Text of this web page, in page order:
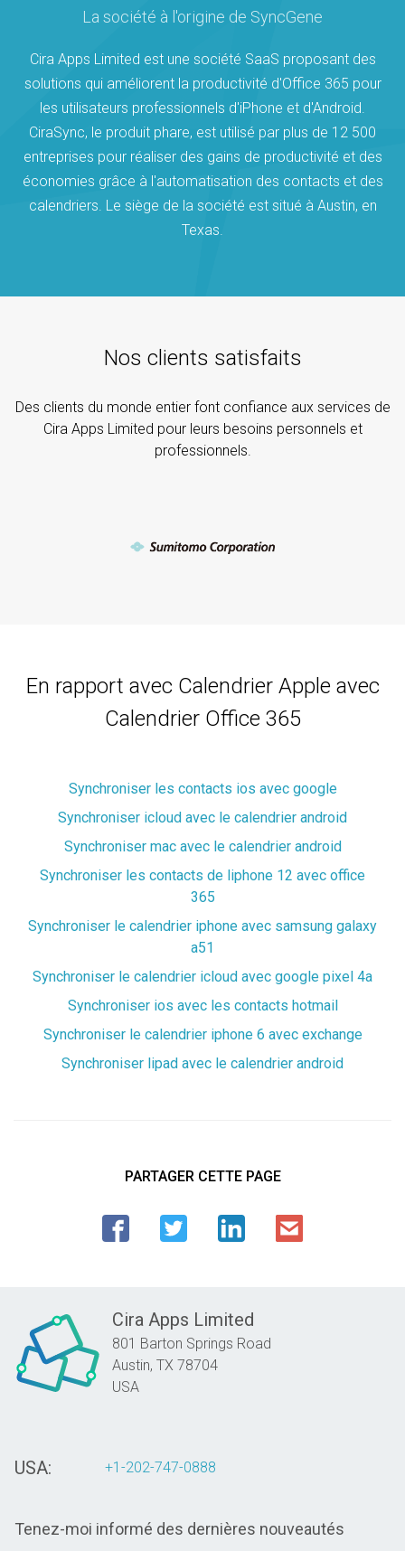
La société à l'origine de SyncGene
Cira Apps Limited est une société SaaS proposant des
solutions qui améliorent la productivité d'Office 365 pour
les utilisateurs professionnels d'iPhone et d'Android.
CiraSync, le produit phare, est utilisé par plus de 12 500
entreprises pour réaliser des gains de productivité et des
économies grâce à l'automatisation des contacts et des
calendriers. Le siège de la société est situé à Austin, en
Texas.
Nos clients satisfaits
Des clients du monde entier font confiance aux services de
Cira Apps Limited pour leurs besoins personnels et
professionnels.
En rapport avec Calendrier Apple avec
Calendrier Office 365
Synchroniser les contacts ios avec google
Synchroniser icloud avec le calendrier android
Synchroniser mac avec le calendrier android
Synchroniser les contacts de liphone 12 avec office
365
Synchroniser le calendrier iphone avec samsung galaxy
a51
Synchroniser le calendrier icloud avec google pixel 4a
Synchroniser ios avec les contacts hotmail
Synchroniser le calendrier iphone 6 avec exchange
Synchroniser lipad avec le calendrier android
PARTAGER CETTE PAGE
Cira Apps Limited
801 Barton Springs Road
Austin, TX 78704
USA
USA: +1-202-747-0888
Tenez-moi informé des dernières nouveautés